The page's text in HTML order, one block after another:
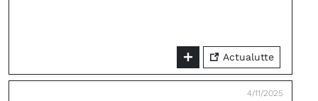
Actualutte
4/11/2025